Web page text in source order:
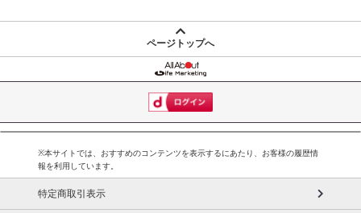
ページトップへ
※本サイトでは、おすすめのコンテンツを表示するにあたり、お客様の履歴情
報を利用しています。
特定商取引表示